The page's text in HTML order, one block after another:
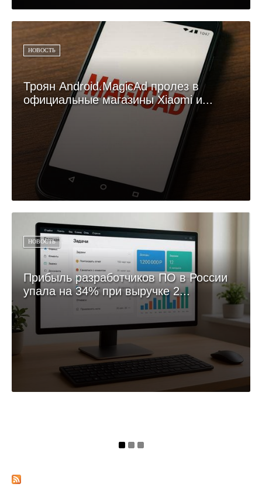
НОВОСТЬ
Троян Android.MagicAd пролез в
официальные магазины Xiaomi и...
НОВОСТЬ
Прибыль разработчиков ПО в России
упала на 34% при выручке 2...